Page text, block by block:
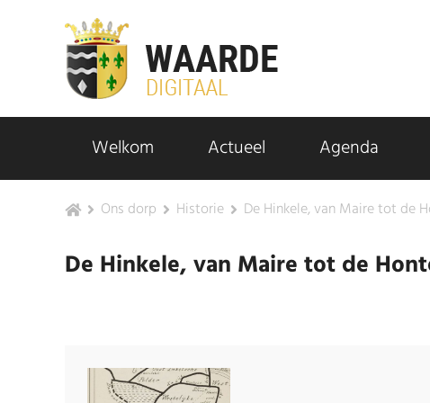
Welkom Actueel Agenda
Ons dorp Historie De Hinkele, van Maire tot de
De Hinkele, van Maire tot de